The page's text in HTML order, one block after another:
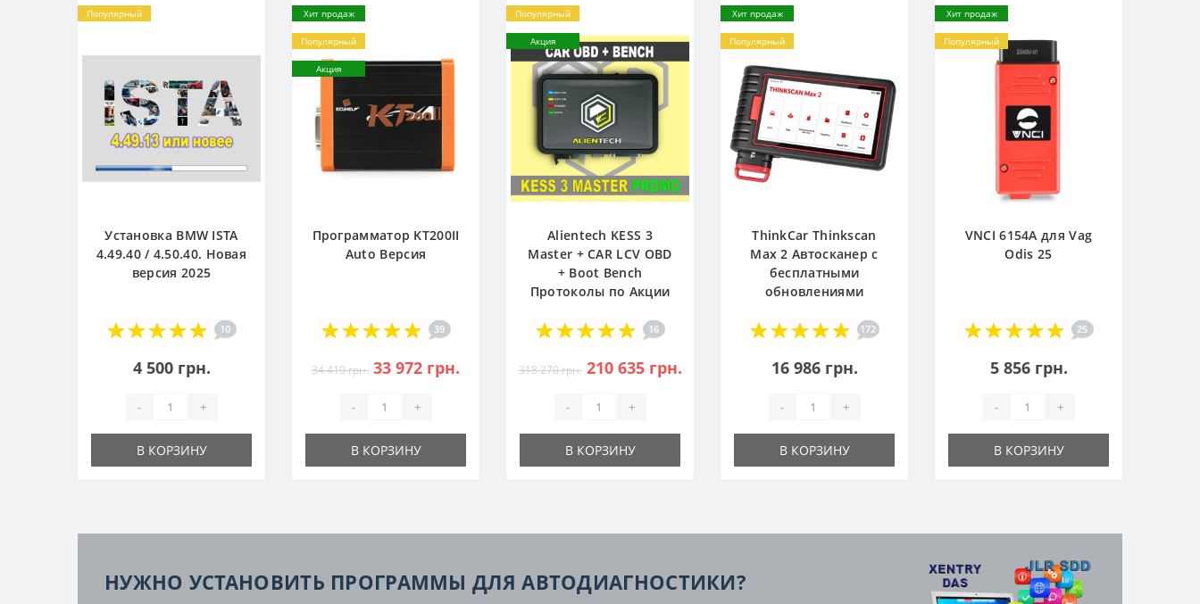
Популярный
Установка BMW ISTA
4.49.40 / 4.50.40. Новая
версия 2025
10
4 500 грн.
- +
В КОРЗИНУ
Хит продаж
Популярный
Акция
Программатор KT200II
Auto Версия
39
34 419 грн. 33 972 грн.
- +
В КОРЗИНУ
Популярный
Акция
Alientech KESS 3
Master + CAR LCV OBD
+ Boot Bench
Протоколы по Акции
16
318 270 грн. 210 635 грн.
- +
В КОРЗИНУ
Хит продаж
Популярный
ThinkCar Thinkscan
Max 2 Автосканер с
бесплатными
обновлениями
172
16 986 грн.
- +
В КОРЗИНУ
Хит продаж
Популярный
VNCI 6154A для Vag
Odis 25
25
5 856 грн.
- +
В КОРЗИНУ
НУЖНО УСТАНОВИТЬ ПРОГРАММЫ ДЛЯ АВТОДИАГНОСТИКИ?